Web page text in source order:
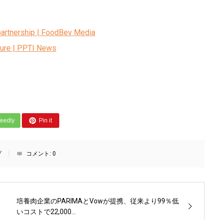
| FoodBev Media
| PPTI News
Pin it
コメント: 0
培養肉企業のPARIMAとVowが提携、従来より99％低
いコストで22,000...